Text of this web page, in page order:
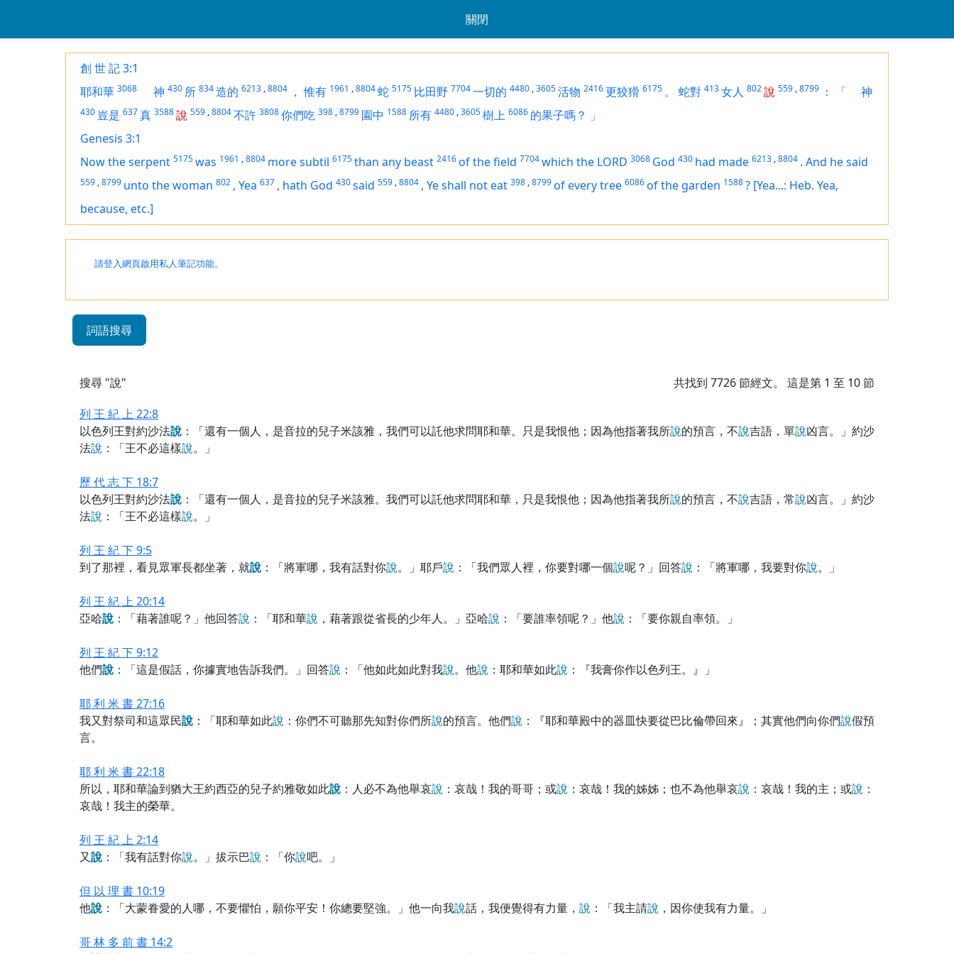
關閉
創 世 記 3:1
耶和華 3068 神 430 所 834造的 6213 ,8804 ， 惟有 1961 ,8804蛇 5175 比田野 7704一切的 4480 ,3605活物 2416更狡猾 6175 。 蛇對 413女人 802說 559 ,8799 ： 「 神
430 豈是 637真 3588說 559 ,8804不許 3808你們吃 398 ,8799 園中 1588 所有 4480 ,3605樹上 6086 的果子嗎？ 」
Genesis 3:1
Now the serpent 5175was 1961 ,8804 more subtil 6175than any beast 2416of the field 7704which the LORD 3068 God 430 had made 6213 ,8804 . And he said
559 ,8799 unto the woman 802 , Yea 637 , hath God 430said 559 ,8804 , Ye shall not eat 398 ,8799of every tree 6086of the garden 1588? [Yea...: Heb. Yea,
because, etc.]
請登入網頁啟用私人筆記功能。
詞語搜尋
搜尋 "說" 共找到 7726節經文。 這是第 1 至 10 節
列 王 紀 上 22:8
以色列王對約沙法說 ：「還有一個人，是音拉的兒子米該雅，我們可以託他求問耶和華。只是我恨他；因為他指著我所說的預言，不說吉語，單說凶言。」約沙
法說 ：「王不必這樣說。」
歷 代 志 下 18:7
以色列王對約沙法說 ：「還有一個人，是音拉的兒子米該雅。我們可以託他求問耶和華，只是我恨他；因為他指著我所說的預言，不說吉語，常說凶言。」約沙
法說 ：「王不必這樣說。」
列 王 紀 下 9:5
到了那裡，看見眾軍長都坐著，就說 ：「將軍哪，我有話對你說。」耶戶說 ：「我們眾人裡，你要對哪一個說呢？」回答說 ：「將軍哪，我要對你說。」
列 王 紀 上 20:14
亞哈說 ：「藉著誰呢？」他回答說 ：「耶和華說 ，藉著跟從省長的少年人。」亞哈說 ：「要誰率領呢？」他說 ：「要你親自率領。」
列 王 紀 下 9:12
他們說 ：「這是假話，你據實地告訴我們。」回答說 ：「他如此如此對我說。他說 ：耶和華如此說 ：『我膏你作以色列王。』」
耶 利 米 書 27:16
我又對祭司和這眾民說 ：「耶和華如此說 ：你們不可聽那先知對你們所說的預言。他們說 ：『耶和華殿中的器皿快要從巴比倫帶回來』；其實他們向你們說假預
言。
耶 利 米 書 22:18
所以，耶和華論到猶大王約西亞的兒子約雅敬如此說 ：人必不為他舉哀說 ：哀哉！我的哥哥；或說 ：哀哉！我的姊姊；也不為他舉哀說 ：哀哉！我的主；或說 ：
哀哉！我主的榮華。
列 王 紀 上 2:14
又說 ：「我有話對你說。」拔示巴說 ：「你說吧。」
但 以 理 書 10:19
他說 ：「大蒙眷愛的人哪，不要懼怕，願你平安！你總要堅強。」他一向我說話，我便覺得有力量， 說 ：「我主請說 ，因你使我有力量。」
哥 林 多 前 書 14:2